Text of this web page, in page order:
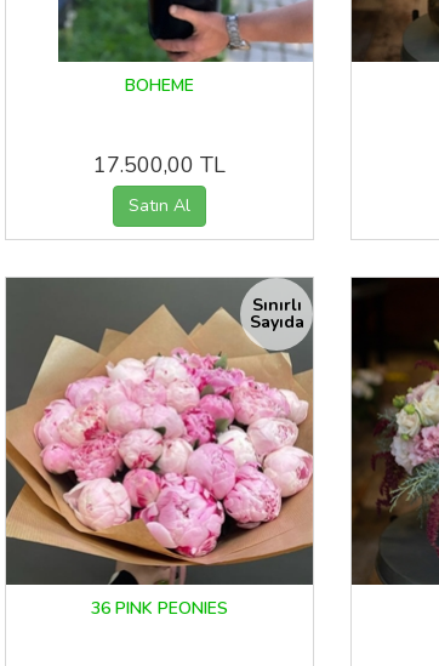
BOHEME
17.500,00 TL
Sınırlı
Sayıda
36 PINK PEONIES